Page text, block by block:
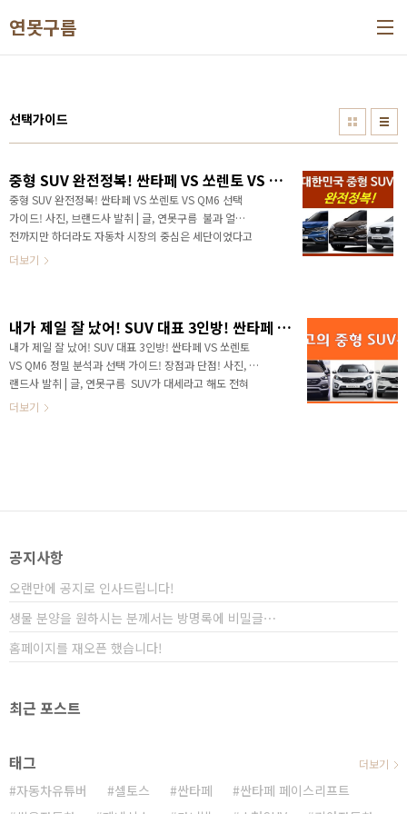
연못구름
선택가이드
중형 SUV 완전정복! 싼타페 VS 쏘렌토 VS QM6 선택 가이드! / sorento vs santafe vs koleos
중형 SUV 완전정복! 싼타페 VS 쏘렌토 VS QM6 선택
가이드! 사진, 브랜드사 발취 | 글, 연못구름 ​ 불과 얼마
전까지만 하더라도 자동차 시장의 중심은 세단이었다고
할 수 있는데, 최근 몇 년 사이에 레저문화 등의 확산과
가 중형 SUV 시장을 양분하고 있었는데, 작년에 QM6가
출시되면서 지각 변동을 예고하고 있습니다. 2016년 이
전까지만 하더라도 현대자동차 싼타페가 부동 1위의 중
형 SUV였지만, 2016년도에는 더 넓을 공간을 자랑하는
쏘렌토가 싼타페를 누르고 중형 SUV 1위와 함께 SUV
전체 1위를 차지하는 영광을 얻었습..
더보기
내가 제일 잘 났어! SUV 대표 3인방! 싼타페 VS 쏘렌토 VS QM6 정밀 분석!
내가 제일 잘 났어! SUV 대표 3인방! 싼타페 VS 쏘렌토
VS QM6 정밀 분석과 선택 가이드! 장점과 단점! 사진, 브
랜드사 발취 | 글, 연못구름 ​ SUV가 대세라고 해도 전혀
어색하지 않을 만큼 자동차 시장에서는 SUV 전쟁이라고
세단 시장에서 주도권을 빼앗겼던 것처럼 올해는 중형
될 만큼 치열한 경쟁을 ..
더보기
공지사항
오랜만에 공지로 인사드립니다!
생물 분양을 원하시는 분께서는 방명록에 비밀글⋯
홈페이지를 재오픈 했습니다!
최근 포스트
태그
자동차유튜버 셀토스 싼타페
싼타페 페이스리프트
더보기